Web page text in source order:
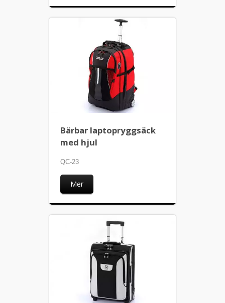
Bärbar laptopryggsäck
med hjul
QC-23
Mer